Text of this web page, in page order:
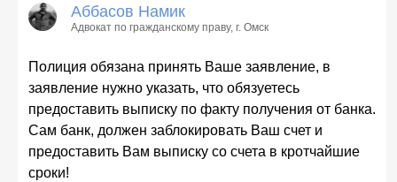
Аббасов Намик
Адвокат по гражданскому праву, г. Омск
Полиция обязана принять Ваше заявление, в
заявление нужно указать, что обязуетесь
предоставить выписку по факту получения от банка.
Сам банк, должен заблокировать Ваш счет и
предоставить Вам выписку со счета в кротчайшие
сроки!